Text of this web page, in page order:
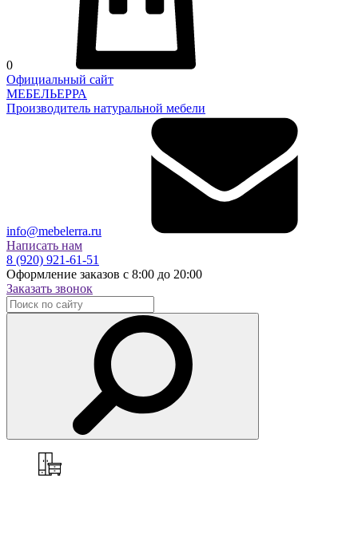
0
Официальный сайт
МЕБЕЛЬЕРРА
Производитель натуральной мебели
info@mebelerra.ru
Написать нам
8 (920) 921-61-51
Оформление заказов с 8:00 до 20:00
Заказать звонок